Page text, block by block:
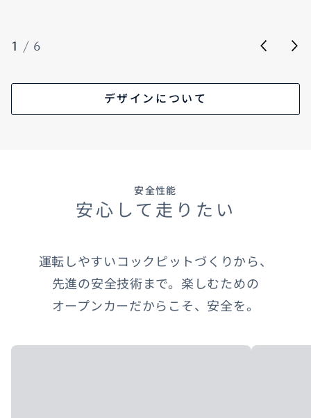
1 / 6
デザインについて
安全性能
安心して走りたい
運転しやすいコックピットづくりから、
先進の安全技術まで。楽しむための
オープンカーだからこそ、安全を。